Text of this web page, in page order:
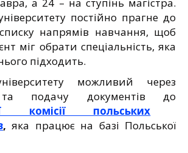
постійно прагне до
напрямів навчання, щоб
міг обрати спеціальність, яка
підходить.
можливий через
та подачу документів до
комісії польських
, яка працює на базі Польської